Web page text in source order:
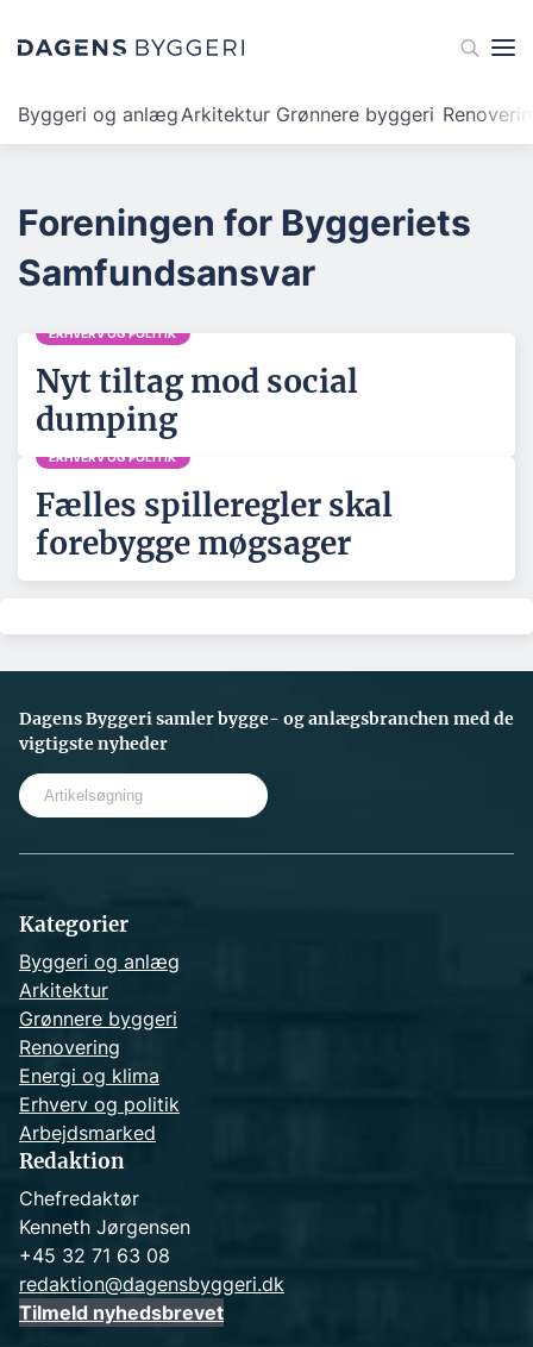
Byggeri og anlægArkitektur Grønnere byggeri
Foreningen for Byggeriets
Samfundsansvar
ERHVERV OG POLITIK
Nyt tiltag mod social
dumping
ERHVERV OG POLITIK
Fælles spilleregler skal
forebygge møgsager
Dagens Byggeri samler bygge- og anlægsbranchen med de
vigtigste nyheder
Kategorier
Byggeri og anlæg
Arkitektur
Grønnere byggeri
Renovering
Energi og klima
Erhverv og politik
Arbejdsmarked
Redaktion
Chefredaktør
Kenneth Jørgensen
+45 32 71 63 08
redaktion@dagensbyggeri.dk
Tilmeld nyhedsbrevet